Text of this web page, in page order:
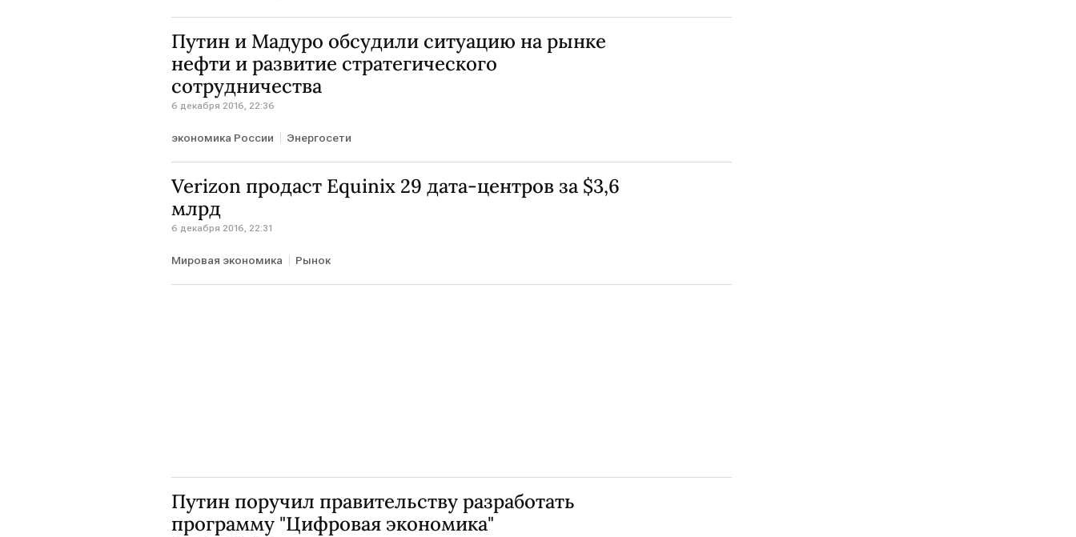
Путин и Мадуро обсудили ситуацию на рынке
нефти и развитие стратегического
сотрудничества
6 декабря 2016, 22:36
экономика России Энергосети
Verizon продаст Equinix 29 дата-центров за $3,6
млрд
6 декабря 2016, 22:31
Мировая экономика Рынок
Путин поручил правительству разработать
программу "Цифровая экономика"